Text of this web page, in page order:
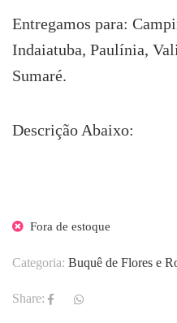
Entregamos para:
Indaiatuba, Paulínia,
Sumaré.
Descrição Abaixo:
Fora de estoque
Categoria: Buquê de Flores e
Share: